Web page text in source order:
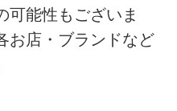
可能性もございま
お店・ブランドなど